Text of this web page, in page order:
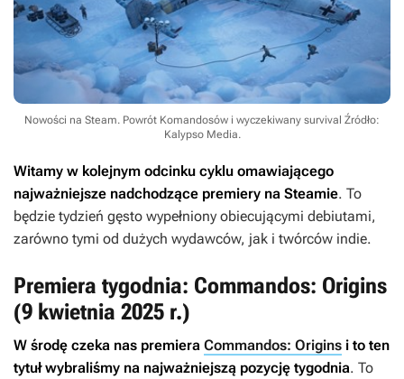
Nowości na Steam. Powrót Komandosów i wyczekiwany survival Źródło:
Kalypso Media.
Witamy w kolejnym odcinku cyklu omawiającego
najważniejsze nadchodzące premiery na Steamie. To
będzie tydzień gęsto wypełniony obiecującymi debiutami,
zarówno tymi od dużych wydawców, jak i twórców indie.
Premiera tygodnia: Commandos: Origins
(9 kwietnia 2025 r.)
W środę czeka nas premiera Commandos: Origins i to ten
tytuł wybraliśmy na najważniejszą pozycję tygodnia. To